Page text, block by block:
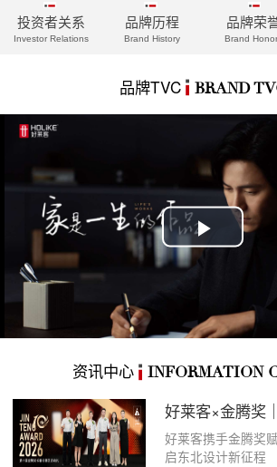
投资者关系
Investor Relations
品牌历程
Brand History
品牌荣
Brand
品牌TVC BRAND
Play
资讯中心 INFORMATION
好莱客携手金腾奖
启东北设计新征程